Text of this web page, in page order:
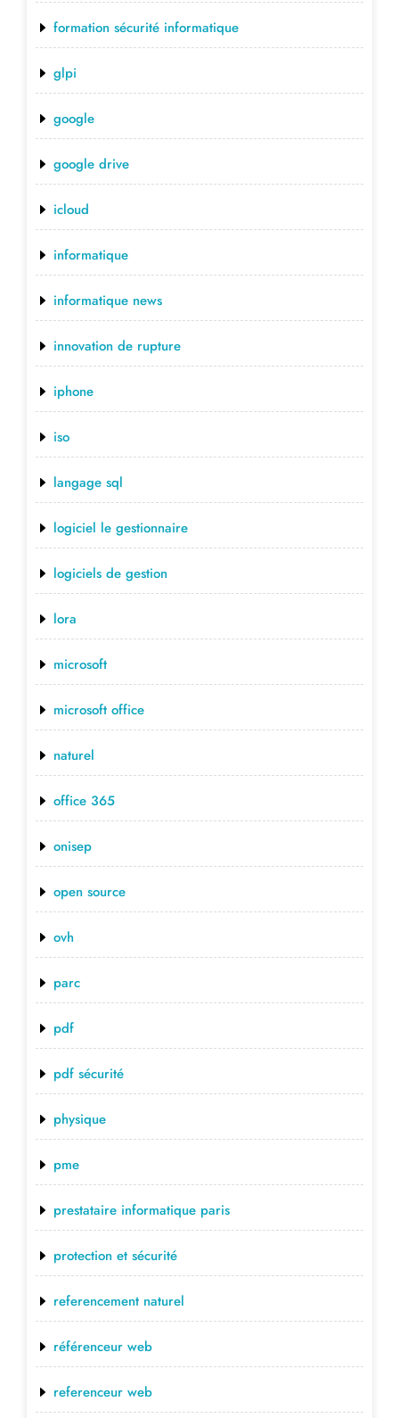
formation sécurité informatique
glpi
google
google drive
icloud
informatique
informatique news
innovation de rupture
iphone
iso
langage sql
logiciel le gestionnaire
logiciels de gestion
lora
microsoft
microsoft office
naturel
office 365
onisep
open source
ovh
parc
pdf
pdf sécurité
physique
pme
prestataire informatique paris
protection et sécurité
referencement naturel
référenceur web
referenceur web